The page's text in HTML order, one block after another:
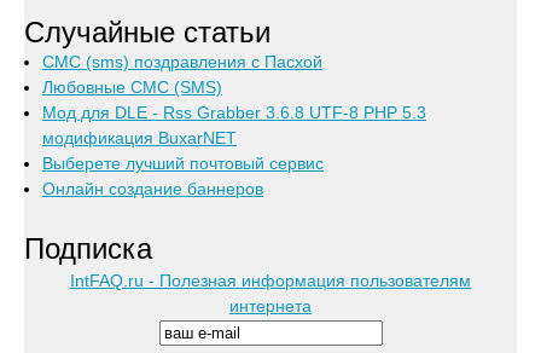
Случайные статьи
СМС (sms) поздравления с Пасхой
Любовные СМС (SMS)
Мод для DLE - Rss Grabber 3.6.8 UTF-8 PHP 5.3
модификация BuxarNET
Выберете лучший почтовый сервис
Онлайн создание баннеров
Подписка
IntFAQ.ru - Полезная информация пользователям
интернета